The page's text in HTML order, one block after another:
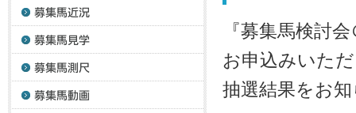
『募集馬検討
お申込みいた
抽選結果をお